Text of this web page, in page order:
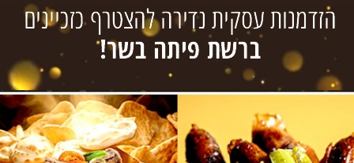
צור קשר
פקס: 09-8336808
www.insight-israel.co.il